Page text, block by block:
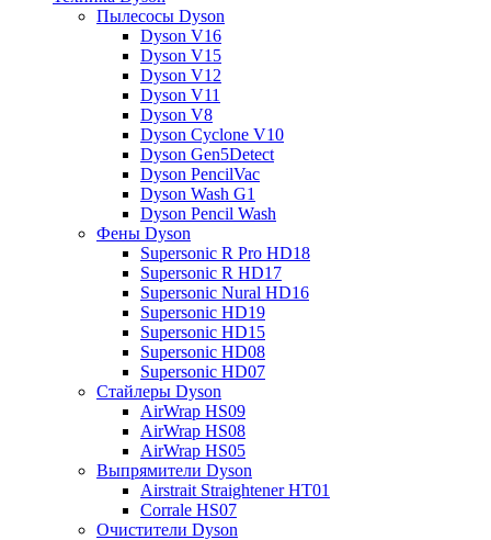
Пылесосы Dyson
Dyson V16
Dyson V15
Dyson V12
Dyson V11
Dyson V8
Dyson Cyclone V10
Dyson Gen5Detect
Dyson PencilVac
Dyson Wash G1
Dyson Pencil Wash
Фены Dyson
Supersonic R Pro HD18
Supersonic R HD17
Supersonic Nural HD16
Supersonic HD19
Supersonic HD15
Supersonic HD08
Supersonic HD07
Стайлеры Dyson
AirWrap HS09
AirWrap HS08
AirWrap HS05
Выпрямители Dyson
Airstrait Straightener HT01
Corrale HS07
Очистители Dyson